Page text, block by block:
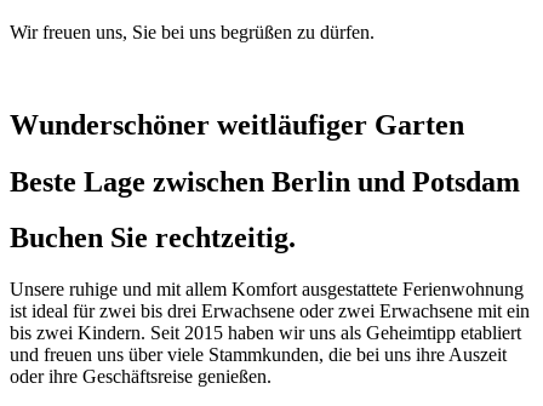
Wir freuen uns, Sie bei uns begrüßen zu dürfen.
Wunderschöner weitläufiger Garten
Beste Lage zwischen Berlin und Potsdam
Buchen Sie rechtzeitig.
Unsere ruhige und mit allem Komfort ausgestattete Ferienwohnung
ist ideal für zwei bis drei Erwachsene oder zwei Erwachsene mit ein
bis zwei Kindern. Seit 2015 haben wir uns als Geheimtipp etabliert
und freuen uns über viele Stammkunden, die bei uns ihre Auszeit
oder ihre Geschäftsreise genießen.